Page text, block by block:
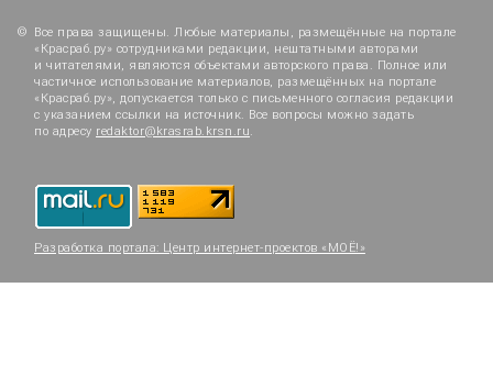
Все права защищены. Любые материалы, размещённые на портале
«Красраб.ру» сотрудниками редакции, нештатными авторами
и читателями, являются объектами авторского права. Полное или
частичное использование материалов, размещённых на портале
«Красраб.ру», допускается только с письменного согласия редакции
с указанием ссылки на источник. Все вопросы можно задать
по адресу redaktor@krasrab.krsn.ru.
Разработка портала: Центр интернет-проектов «МОЁ!»